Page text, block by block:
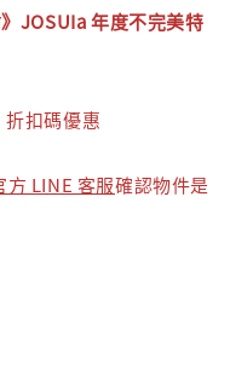
》JOSUIa 年度不完美特
折扣碼優惠
方 LINE 客服確認物件是